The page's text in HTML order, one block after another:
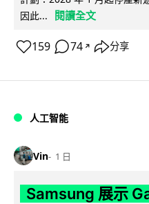
因此...
閱讀全文
159 74 ↗ 分享
人工智能
Vin 1 日
Samsung 展示